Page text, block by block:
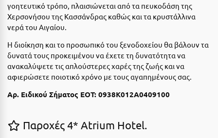
Γρεβενά
Γύθειο
Δ
Δελφοί
Διακοπτό
Ελάτη Αρκαδίας
γοητευτικό τρόπο, πλαισιώνεται από τα πευκοδάση της
Χερσονήσου της Κασσάνδρας καθώς και τα κρυστάλλινα
νερά του Αιγαίου.
Η διοίκηση και το προσωπικό του ξενοδοχείου θα βάλουν τα
δυνατά τους προκειμένου να έχετε τη δυνατότητα να
ανακαλύψετε τις απλούστερες χαρές της ζωής και να
αφιερώσετε ποιοτικό χρόνο με τους αγαπημένους σας.
Αρ. Ειδικού Σήματος ΕΟΤ: 0938K012A0409100
Παροχές 4* Atrium Hotel.